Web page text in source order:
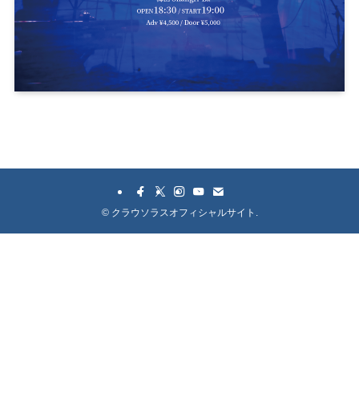
©クラウソラスオフィシャルサイト.